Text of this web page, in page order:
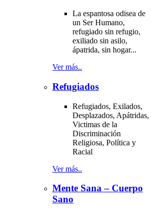
La espantosa odisea de
un Ser Humano,
refugiado sin refugio,
exiliado sin asilo,
ápatrida, sin hogar...
Ver más..
Refugiados
Refugiados, Exilados,
Desplazados, Apátridas,
Victimas de la
Discriminación
Religiosa, Política y
Racial
Ver más..
Mente Sana – Cuerpo
Sano